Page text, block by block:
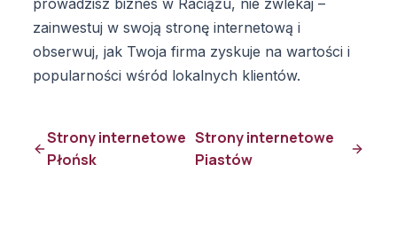
zainwestuj w swoją stronę internetową i
obserwuj, jak Twoja firma zyskuje na wartości i
popularności wśród lokalnych klientów.
Strony internetowe
Płońsk
Strony internetowe
Piastów